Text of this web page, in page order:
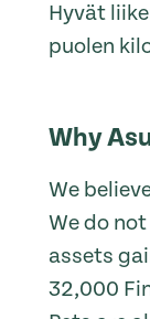
Hyvät
puolen
Why
We
We do
assets
32,000